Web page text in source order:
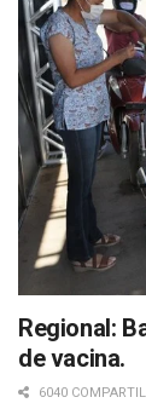
Regional:
de vacina.
6040